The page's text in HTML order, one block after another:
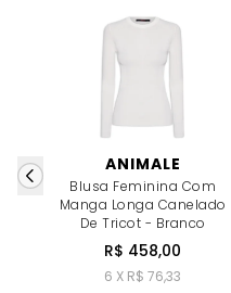
ANIMALE
Blusa Feminina Com
Manga Longa Canelado
De Tricot - Branco
R$ 458,00
6 X R$ 76,33